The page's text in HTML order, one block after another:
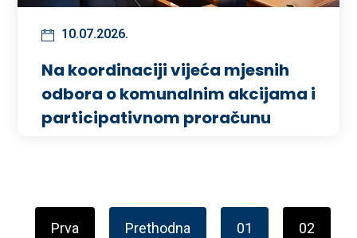
10.07.2026.
Na koordinaciji vijeća mjesnih
odbora o komunalnim akcijama i
participativnom proračunu
Prva Prethodna 01 02